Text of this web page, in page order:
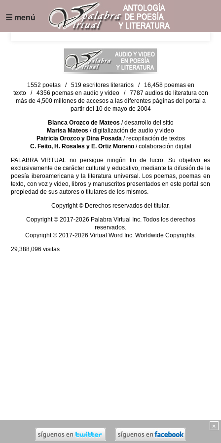
☰ menú
×
1552 poetas / 519 escritores literarios / 16,458 poemas en
texto / 4356 poemas en audio y video / 7787 audios de literatura con
más de 4,500 millones de accesos a las diferentes páginas del portal a
partir del 10 de mayo de 2004
Blanca Orozco de Mateos / desarrollo del sitio
Marisa Mateos / digitalización de audio y video
Patricia Orozco y Dina Posada/ recopilación de textos
C. Feito, H. Rosales y E. Ortiz Moreno/ colaboración digital
PALABRA VIRTUAL no persigue ningún fin de lucro. Su objetivo es
exclusivamente de carácter cultural y educativo, mediante la difusión de la
poesía iberoamericana y la literatura universal. Los poemas, poemas en
texto, con voz y video, libros y manuscritos presentados en este portal son
propiedad de sus autores o titulares de los mismos.
Copyright © Derechos reservados del titular.
Copyright © 2017-2026 Palabra Virtual Inc. Todos los derechos
reservados.
Copyright © 2017-2026 Virtual Word Inc. Worldwide Copyrights.
29,388,096 visitas